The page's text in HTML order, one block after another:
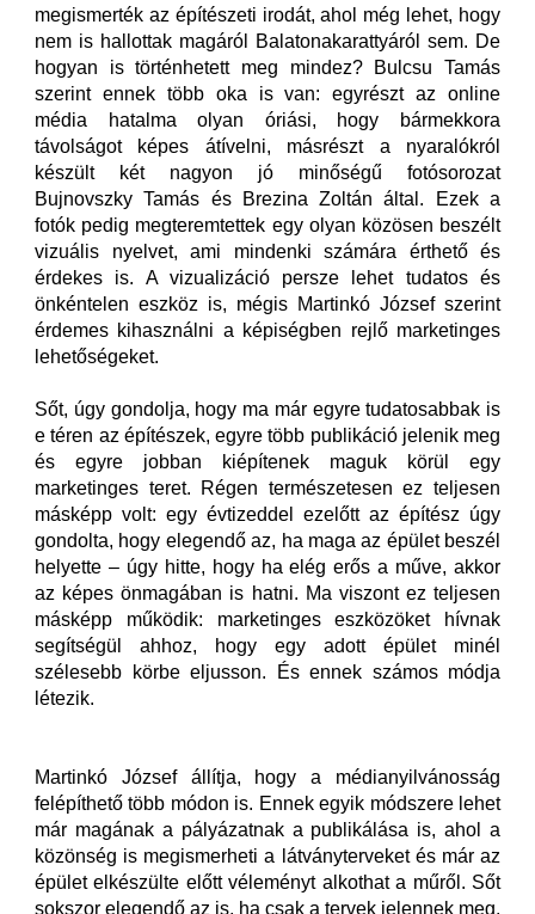
megismerték az építészeti irodát, ahol még lehet, hogy
nem is hallottak magáról Balatonakarattyáról sem. De
hogyan is történhetett meg mindez? Bulcsu Tamás
szerint ennek több oka is van: egyrészt az online
média hatalma olyan óriási, hogy bármekkora
távolságot képes átívelni, másrészt a nyaralókról
készült két nagyon jó minőségű fotósorozat
Bujnovszky Tamás és Brezina Zoltán által. Ezek a
fotók pedig megteremtettek egy olyan közösen beszélt
vizuális nyelvet, ami mindenki számára érthető és
érdekes is. A vizualizáció persze lehet tudatos és
önkéntelen eszköz is, mégis Martinkó József szerint
érdemes kihasználni a képiségben rejlő marketinges
lehetőségeket.
Sőt, úgy gondolja, hogy ma már egyre tudatosabbak is
e téren az építészek, egyre több publikáció jelenik meg
és egyre jobban kiépítenek maguk körül egy
marketinges teret. Régen természetesen ez teljesen
másképp volt: egy évtizeddel ezelőtt az építész úgy
gondolta, hogy elegendő az, ha maga az épület beszél
helyette – úgy hitte, hogy ha elég erős a műve, akkor
az képes önmagában is hatni. Ma viszont ez teljesen
másképp működik: marketinges eszközöket hívnak
segítségül ahhoz, hogy egy adott épület minél
szélesebb körbe eljusson. És ennek számos módja
létezik.
Martinkó József állítja, hogy a médianyilvánosság
felépíthető több módon is. Ennek egyik módszere lehet
már magának a pályázatnak a publikálása is, ahol a
közönség is megismerheti a látványterveket és már az
épület elkészülte előtt véleményt alkothat a műről. Sőt
sokszor elegendő az is, ha csak a tervek jelennek meg,